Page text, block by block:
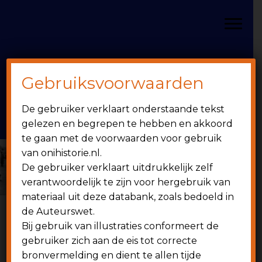
inhoud
sidebar
Rechts
onihistorie.nl
1949 - heden
6 juni 2002
Gebruiksvoorwaarden
De gebruiker verklaart onderstaande tekst
gelezen en begrepen te hebben en akkoord
te gaan met de voorwaarden voor gebruik
van onihistorie.nl.
De gebruiker verklaart uitdrukkelijk zelf
verantwoordelijk te zijn voor hergebruik van
materiaal uit deze databank, zoals bedoeld in
de Auteurswet.
Bij gebruik van illustraties conformeert de
gebruiker zich aan de eis tot correcte
bronvermelding en dient te allen tijde